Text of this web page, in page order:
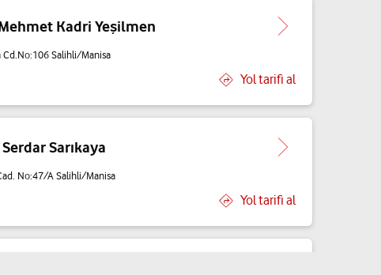
Kadri Yeşilmen
Cd.No:106 Salihli/Manisa
Yol tarifi al
Sarıkaya
No:47/A Salihli/Manisa
Yol tarifi al